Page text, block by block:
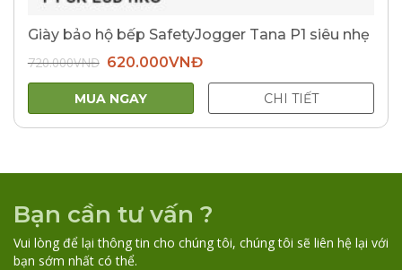
Giày bảo hộ bếp SafetyJogger Tana P1 siêu nhẹ
720.000VNĐ Giá
gốc
là:
720.000VNĐ.
620.000VNĐGiá
tại
620.000VNĐ.
MUA NGAY CHI TIẾT
Bạn cần tư vấn ?
Vui lòng để lại thông tin cho chúng tôi, chúng tôi sẽ liên hệ lại với
bạn sớm nhất có thể.